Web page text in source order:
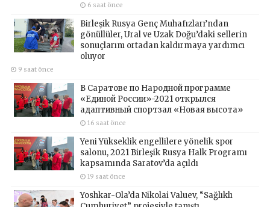
6 saat önce
Birleşik Rusya Genç Muhafızları’ndan
gönüllüler, Ural ve Uzak Doğu’daki sellerin
sonuçlarını ortadan kaldırmaya yardımcı
oluyor
9 saat önce
В Саратове по Народной программе
«Единой России»-2021 открылся
адаптивный спортзал «Новая высота»
16 saat önce
Yeni Yükseklik engellilere yönelik spor
salonu, 2021 Birleşik Rusya Halk Programı
kapsamında Saratov’da açıldı
19 saat önce
Yoshkar-Ola’da Nikolai Valuev, “Sağlıklı